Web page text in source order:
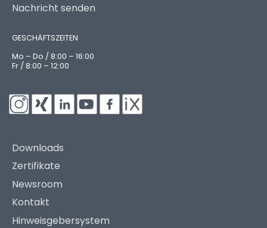
Nachricht senden
GESCHÄFTSZEITEN
Mo – Do / 8:00 – 16:00
Fr / 8:00 – 12:00
Downloads
Zertifikate
Newsroom
Kontakt
Hinweisgebersystem